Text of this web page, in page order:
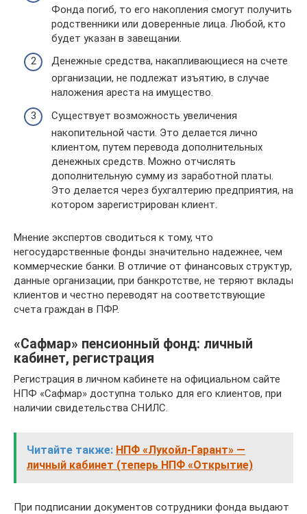
Фонда погиб, то его накопления смогут получить
родственники или доверенные лица. Любой, кто
будет указан в завещании.
Денежные средства, накапливающиеся на счете
организации, не подлежат изъятию, в случае
наложения ареста на имущество.
Существует возможность увеличения
накопительной части. Это делается лично
клиентом, путем перевода дополнительных
денежных средств. Можно отчислять
дополнительную сумму из заработной платы.
Это делается через бухгалтерию предприятия, на
котором зарегистрирован клиент.
Мнение экспертов сводиться к тому, что
негосударственные фонды значительно надежнее, чем
коммерческие банки. В отличие от финансовых структур,
данные организации, при банкротстве, не теряют вклады
клиентов и честно переводят на соответствующие
счета граждан в ПФР.
«Сафмар» пенсионный фонд: личный
кабинет, регистрация
Регистрация в личном кабинете на официальном сайте
НПФ «Сафмар» доступна только для его клиентов, при
наличии свидетельства СНИЛС.
Читайте также: НПФ «Лукойл-Гарант» —
личный кабинет (теперь НПФ «Открытие)
При подписании документов сотрудники фонда выдают